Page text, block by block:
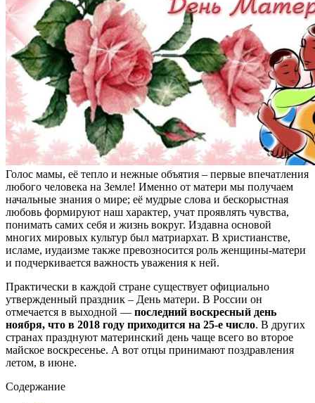
Голос мамы, её тепло и нежные объятия – первые впечатления
любого человека на Земле! Именно от матери мы получаем
начальные знания о мире; её мудрые слова и бескорыстная
любовь формируют наш характер, учат проявлять чувства,
понимать самих себя и жизнь вокруг. Издавна основой
многих мировых культур был матриархат. В христианстве,
исламе, иудаизме также превозносится роль женщины-матери
и подчеркивается важность уважения к ней.
Практически в каждой стране существует официально
утвержденный праздник – День матери. В России он
отмечается в выходной — последний воскресный день
ноября, что в 2018 году приходится на 25-е число. В других
странах празднуют материнский день чаще всего во второе
майское воскресенье. А вот отцы принимают поздравления
летом, в июне.
Содержание